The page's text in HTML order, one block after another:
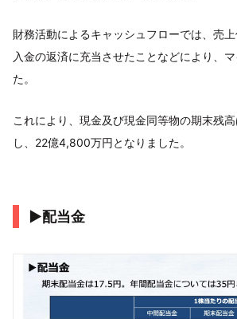
財務活動によるキャッシュフローでは、売
入金の返済に充当させたことなどにより、
た。
これにより、現金及び現金同等物の期末残
し、22億4,800万円となりました。
▶配当金